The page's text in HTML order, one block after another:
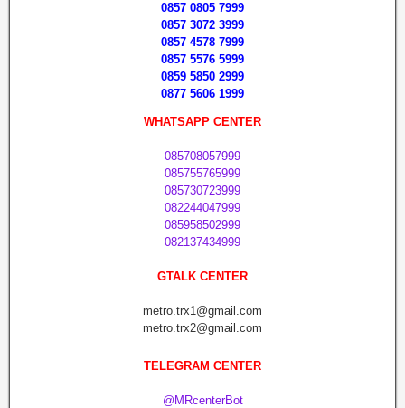
0857 0805 7999
0857 3072 3999
0857 4578 7999
0857 5576 5999
0859 5850 2999
0877 5606 1999
WHATSAPP CENTER
085708057999
085755765999
085730723999
082244047999
085958502999
082137434999
GTALK CENTER
metro.trx1@gmail.com
metro.trx2@gmail.com
TELEGRAM CENTER
@MRcenterBot